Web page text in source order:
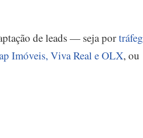
de leads — seja por
Imóveis, Viva Real e OLX, ou